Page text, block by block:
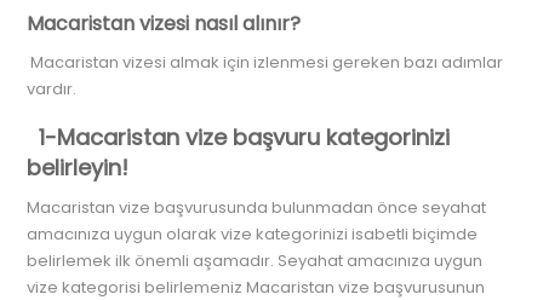
Macaristan vizesi nasıl alınır?
Macaristan vizesi almak için izlenmesi gereken bazı adımlar
vardır.
1-Macaristan vize başvuru kategorinizi
belirleyin!
Macaristan vize başvurusunda bulunmadan önce seyahat
amacınıza uygun olarak vize kategorinizi isabetli biçimde
belirlemek ilk önemli aşamadır. Seyahat amacınıza uygun
vize kategorisi belirlemeniz Macaristan vize başvurusunun